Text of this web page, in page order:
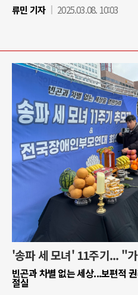
류민 기자
2025.03.08. 10:03
'송파 세 모녀' 11주기... "
빈곤과 차별 없는 세상...보편적
절실